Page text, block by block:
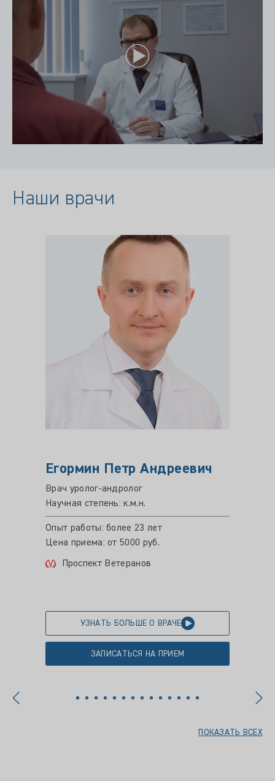
Наши врачи
Егормин Петр Андреевич
Врач уролог-андролог
Научная степень: к.м.н.
Опыт работы: более 23 лет
Цена приема: от 5000 руб.
Проспект Ветеранов
УЗНАТЬ БОЛЬШЕ О ВРАЧЕ
ЗАПИСАТЬСЯ НА ПРИЕМ
ПОКАЗАТЬ ВСЕХ